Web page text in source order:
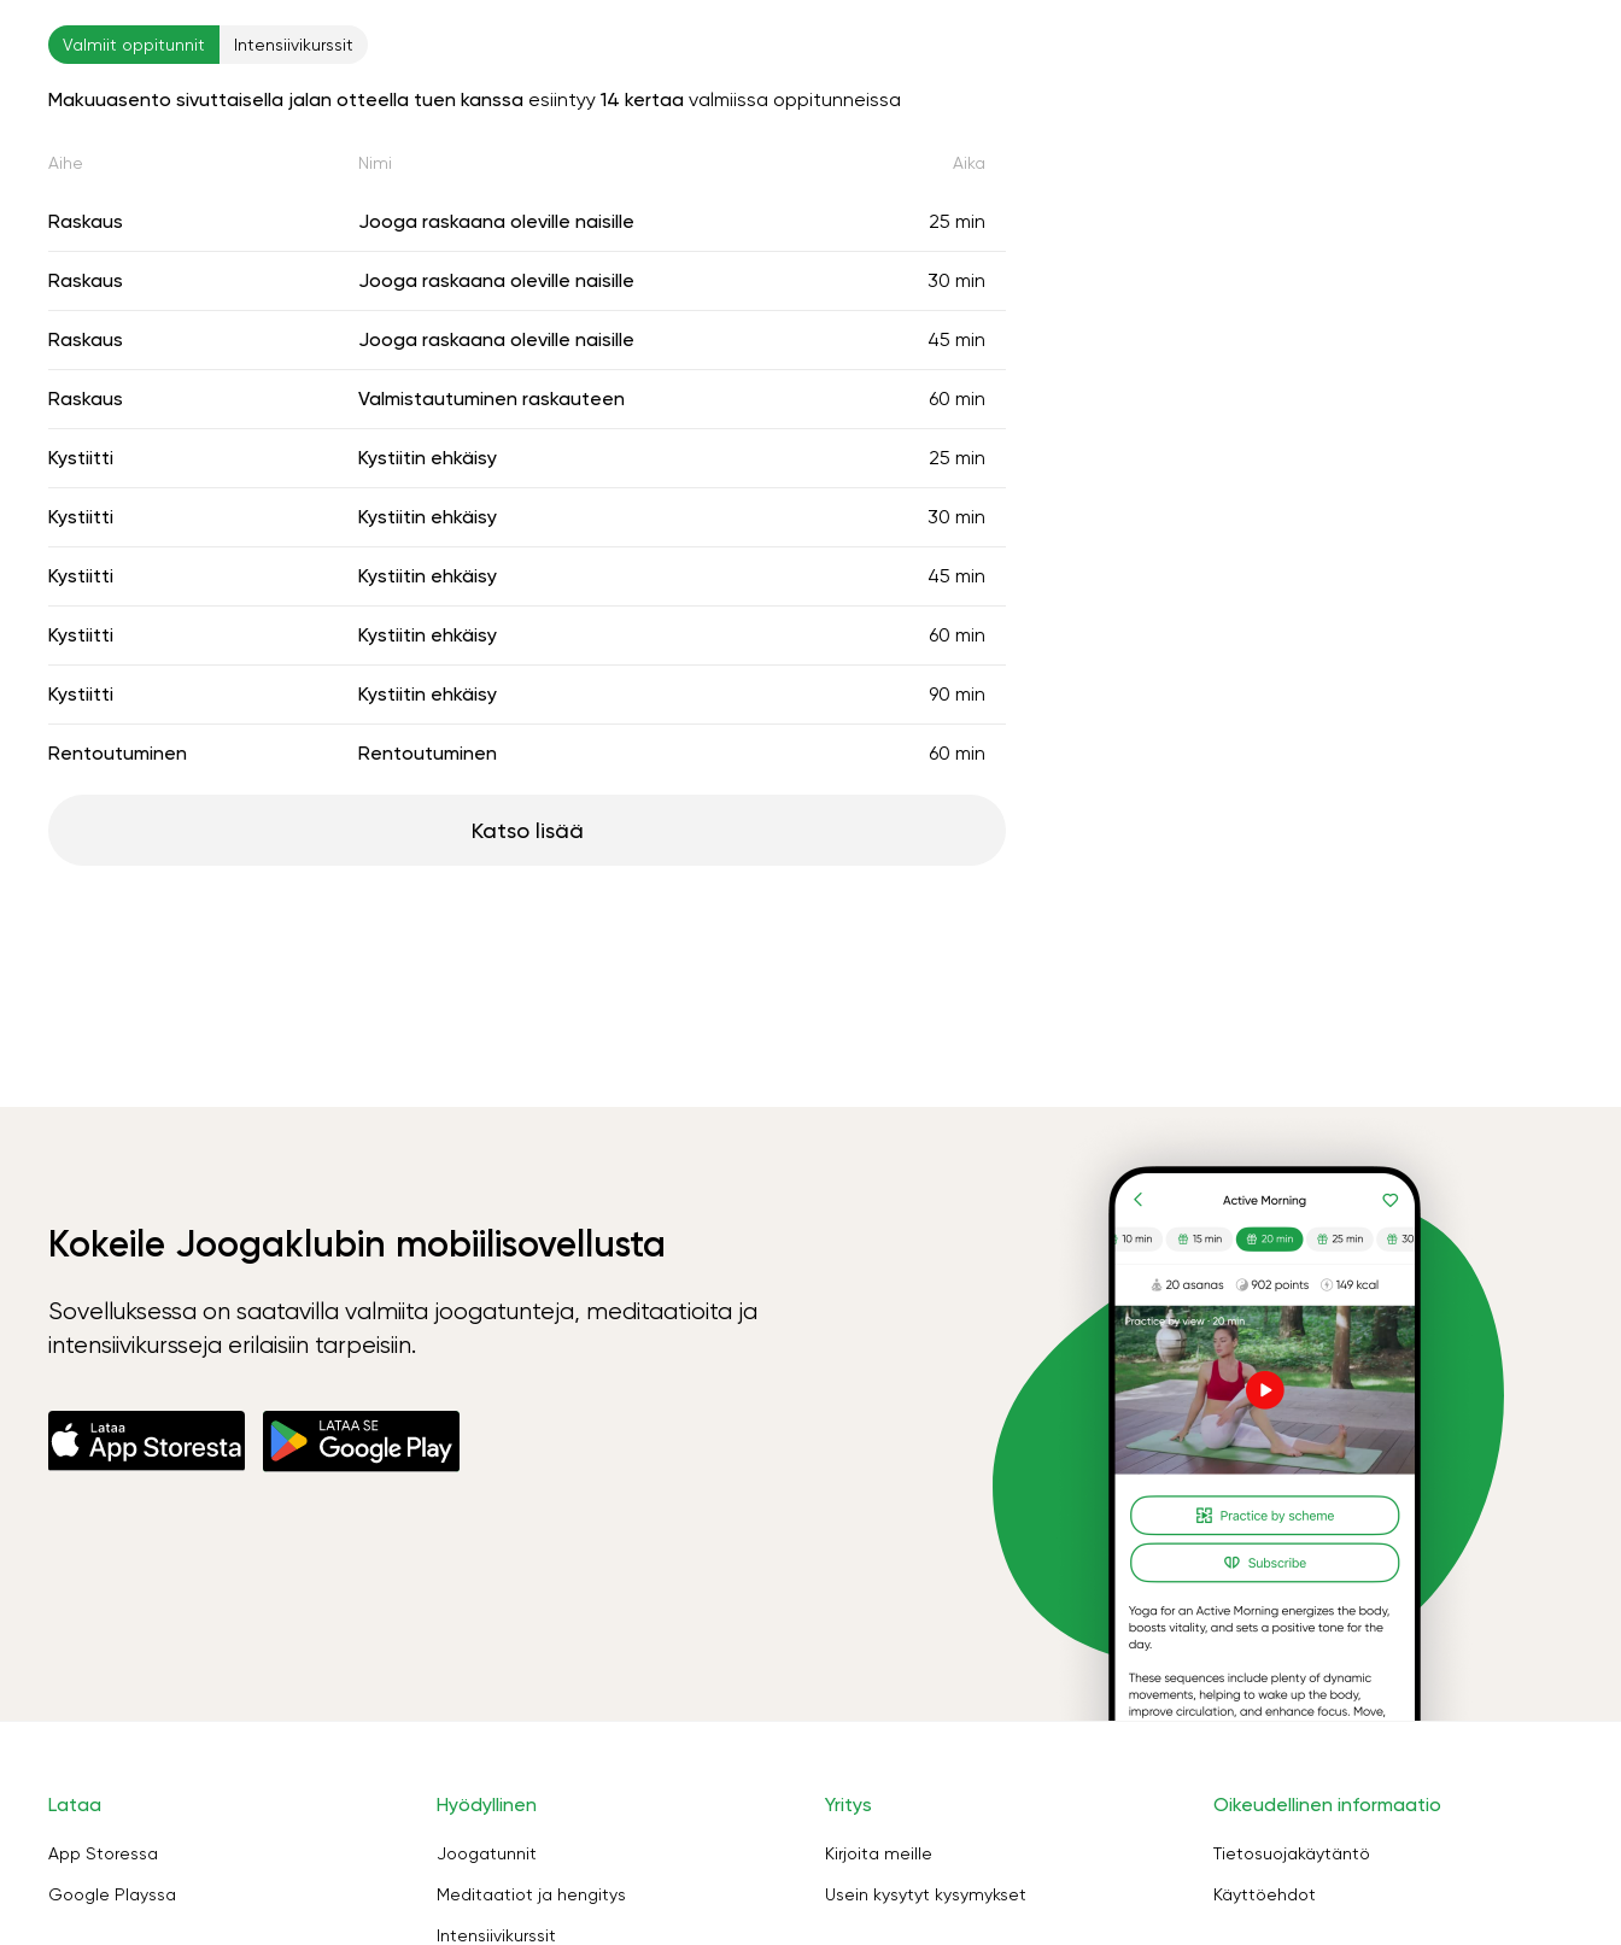
Valmiit oppitunnit Intensiivikurssit
Makuuasento sivuttaisella jalan otteella tuen kanssa esiintyy 14 kertaa valmiissa oppitunneissa
Aihe Nimi Aika
Raskaus Jooga raskaana oleville naisille 25 min
Raskaus Jooga raskaana oleville naisille 30 min
Raskaus Jooga raskaana oleville naisille 45 min
Raskaus Valmistautuminen raskauteen 60 min
Kystiitti Kystiitin ehkäisy 25 min
Kystiitti Kystiitin ehkäisy 30 min
Kystiitti Kystiitin ehkäisy 45 min
Kystiitti Kystiitin ehkäisy 60 min
Kystiitti Kystiitin ehkäisy 90 min
Rentoutuminen Rentoutuminen 60 min
Katso lisää
Kokeile Joogaklubin mobiilisovellusta
Sovelluksessa on saatavilla valmiita joogatunteja, meditaatioita ja
intensiivikursseja erilaisiin tarpeisiin.
Lataa
App Storessa
Google Playssa
Hyödyllinen
Joogatunnit
Meditaatiot ja hengitys
Intensiivikurssit
Yritys
Kirjoita meille
Usein kysytyt kysymykset
Oikeudellinen informaatio
Tietosuojakäytäntö
Käyttöehdot